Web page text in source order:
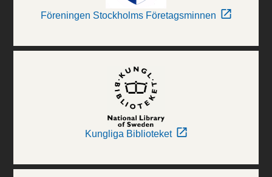
Föreningen Stockholms Företagsminnen
Kungliga Biblioteket